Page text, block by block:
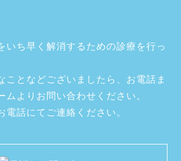
いち早く解消するための診療を行っ
ことなどございましたら、 お電話ま
ムよりお問い合わせください。
電話にてご連絡ください。